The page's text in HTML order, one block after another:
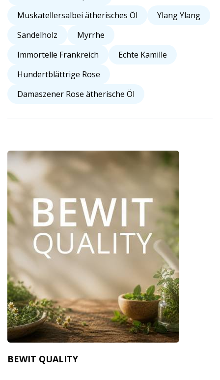
Muskatellersalbei ätherisches Öl
Ylang Ylang
Sandelholz
Myrrhe
Immortelle Frankreich
Echte Kamille
Hundertblättrige Rose
Damaszener Rose ätherische Öl
BEWIT QUALITY